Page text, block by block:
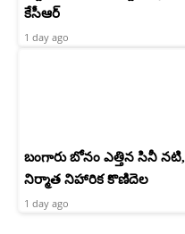
కేసీఆర్
1 day ago
బంగారు బోనం ఎత్తిన సినీ నటి,
నిర్మాత నిహారిక కొణిదెల
1 day ago